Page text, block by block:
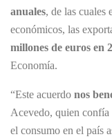
anuales, de las cuales
económicos, las
millones de euros en
Economía.
“Este acuerdo nos
Acevedo, quien confía
el consumo en el país